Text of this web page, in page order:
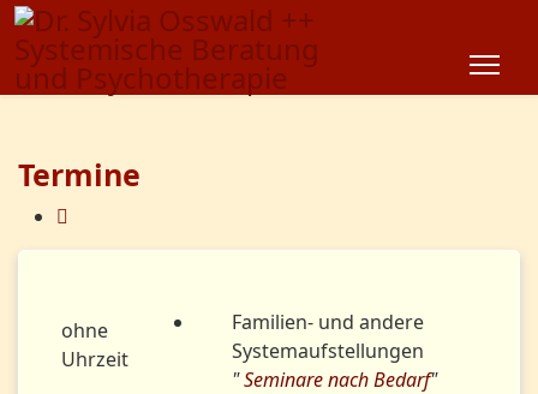
Termine
ohne
Uhrzeit
Familien- und andere
Systemaufstellungen
"Seminare nach Bedarf"